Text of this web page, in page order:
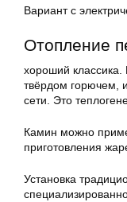
Вариант с
Отопление
хороший классика.
твёрдом горючем,
сети. Это
Камин можно
приготовления
Установка